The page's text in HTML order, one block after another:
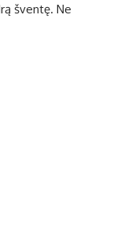
šventę. Ne